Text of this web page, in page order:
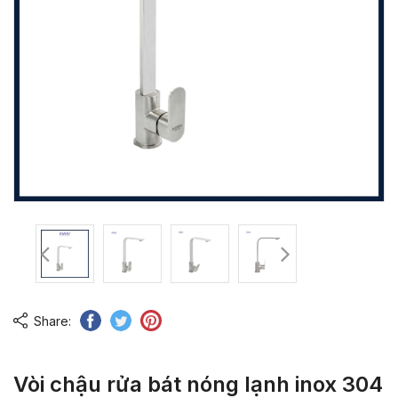
Share:
Vòi chậu rửa bát nóng lạnh inox 304